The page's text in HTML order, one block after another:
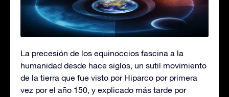
La precesión de los equinoccios fascina a la
humanidad desde hace siglos, un sutil movimiento
de la tierra que fue visto por Hiparco por primera
vez por el año 150, y explicado más tarde por